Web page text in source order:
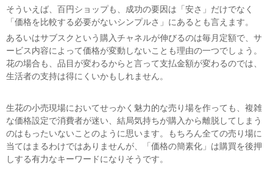
そういえば、百円ショップも、成功の要因は「安さ」だけでなく
「価格を比較する必要がないシンプルさ」にあるとも言えます。
あるいはサブスクという購入チャネルが伸びるのは毎月定額で、サ
ービス内容によって価格が変動しないことも理由の一つでしょう。
花の場合も、品目が変わるからと言って支払金額が変わるのでは、
生活者の支持は得にくいかもしれません。
生花の小売現場においてせっかく魅力的な売り場を作っても、複雑
な価格設定で消費者が迷い、結局気持ちが購入から離脱してしまう
のはもったいないことのように思います。もちろん全ての売り場に
当てはまるわけではありませんが、「価格の簡素化」は購買を後押
しする有力なキーワードになりそうです。